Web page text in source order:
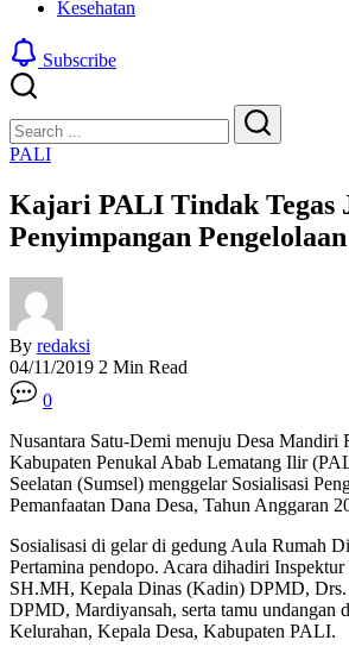
Kesehatan
Subscribe
Search
Search
PALI
Kajari PALI Tindak Tegas
Penyimpangan
By redaksi
04/11/2019 2 Min Read
0
Nusantara Satu-Demi menuju Desa Mandiri
Kabupaten Penukal Abab Lematang Ilir
Seelatan (Sumsel) menggelar Sosialisasi
Pemanfaatan Dana Desa, Tahun Anggaran
Sosialisasi di gelar di gedung Aula Rumah
Pertamina pendopo. Acara dihadiri
SH.MH, Kepala Dinas (Kadin) DPMD, Drs.
DPMD, Mardiyansah, serta tamu undangan
Kelurahan, Kepala Desa, Kabupaten PALI.